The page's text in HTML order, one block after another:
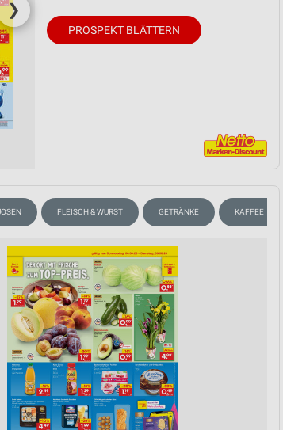
❯
PROSPEKT BLÄTTERN
FLEISCH & WURST GETRÄNKE KAFFEE